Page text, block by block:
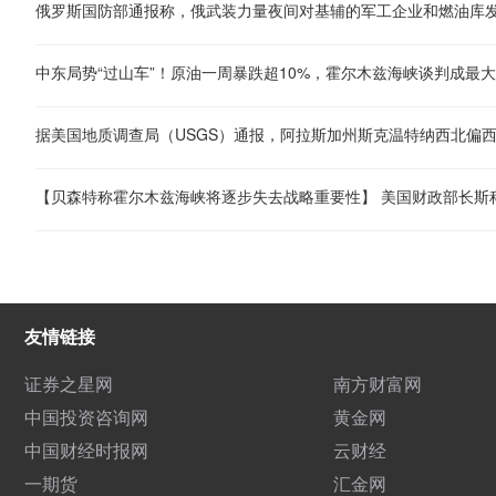
俄罗斯国防部通报称，俄武装力量夜间对基辅的军工企业和燃油库
中东局势“过山车”！原油一周暴跌超10%，霍尔木兹海峡谈判成最
友情链接
证券之星网
南方财富网
中国投资咨询网
黄金网
中国财经时报网
云财经
一期货
汇金网